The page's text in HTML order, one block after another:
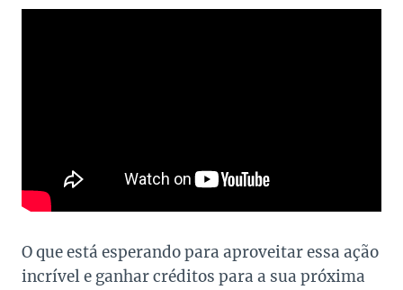
O que está esperando para aproveitar essa ação
incrível e ganhar créditos para a sua próxima